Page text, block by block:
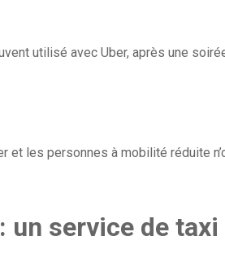
utilisé avec Uber, après une
et les personnes à mobilité réduite
un service de